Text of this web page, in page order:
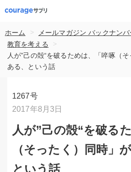
ホーム > メールマガジン バックナンバ
教育を考える
>
人が”己の殻“を破るためは、「啐啄（
ある、という話
1267号
2017年8月3日
人が”己の殻“を破る
（そったく）同時」
という話